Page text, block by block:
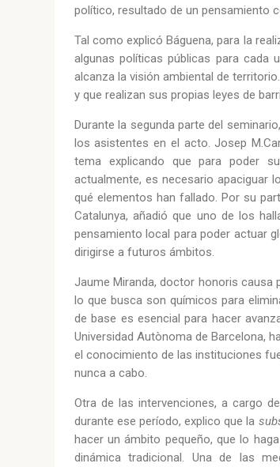
político, resultado de un pensamiento
Tal como explicó Báguena, para la
algunas políticas públicas para cada
alcanza la visión ambiental de
y que realizan sus propias leyes de
Durante la segunda parte del
los asistentes en el acto. Josep
tema explicando que para poder
actualmente, es necesario apaciguar
qué elementos han fallado. Por su
Catalunya, añadió que uno de los
pensamiento local para poder actuar
dirigirse a futuros ámbitos.
Jaume Miranda, doctor honoris causa
lo que busca son químicos para
de base es esencial para hacer
Universidad Autònoma de Barcelona,
el conocimiento de las instituciones
nunca a cabo.
Otra de las intervenciones, a cargo
durante ese período, explico que la
hacer un ámbito pequeño, que lo
dinámica tradicional. Una de las